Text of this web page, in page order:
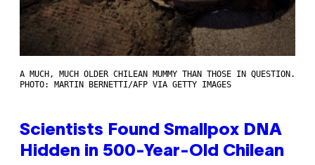
A MUCH, MUCH OLDER CHILEAN MUMMY THAN THOSE IN QUESTION.
PHOTO: MARTIN BERNETTI/AFP VIA GETTY IMAGES
Scientists Found Smallpox DNA
Hidden in 500-Year-Old Chilean